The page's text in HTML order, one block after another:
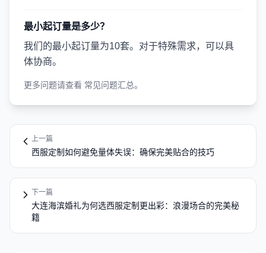
最小起订量是多少？
我们的最小起订量为10套。对于特殊需求，可以具
体协商。
更多问题请查看 常见问题汇总。
上一篇
西服定制如何避免量体失误：确保完美贴合的技巧
下一篇
大连海滨婚礼为何选西服定制更出彩：浪漫场合的完美秘
籍